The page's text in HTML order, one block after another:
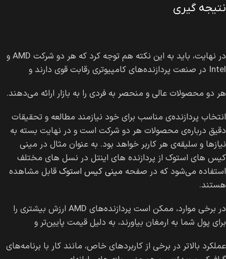
نتیجه گیری
در نهایت، باید به این نکته هم توجه کرد که هر دو شرکت AMD و
Intel در صنعت پردازنده‌های کامپیوتری رقابت قوی دارند و
هر دو محصولات عالی و منحصر به فردی را به بازار ارائه می‌دهند.
انتخاب پردازنده‌ی مناسب برای خود نیازمند مطالعه و تحقیقات
دقیق درباره‌ی محصولات هر دو شرکت است و در نهایت بسته به
نیازها و سلیقه‌ی هر کاربر خواهد بود. به عنوان مثال در مینی
کیس های استوک از پردازنده های اینتل در نسل های مختلف
استفاده می‌شود که در صفحه مینی کیس استوکقابل مشاهده
هستند.
در برخی موارد، ممکن است پردازنده‌های AMD ارزش بیشتری را
برای پول شما به ارمغان بیاورند، به دلیل قیمت پایین‌تر و
عملکرد بالاتر در برخی از کاربردهای خاص، مانند کار با برنامه‌های